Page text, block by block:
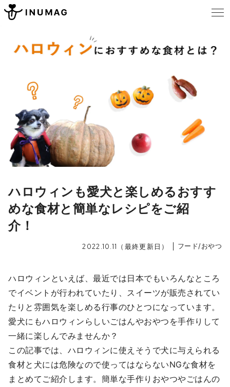
ハロウィンも愛犬と楽しめるおすす
めな食材と簡単なレシピをご紹
介！
2022.10.11（最終更新日） フード/おやつ
ハロウィンといえば、最近では日本でもいろんなところ
でイベントが行われていたり、スイーツが販売されてい
たりと雰囲気を楽しめる行事のひとつになっています。
愛犬にもハロウィンらしいごはんやおやつを手作りして
一緒に楽しんでみませんか？
この記事では、ハロウィンに使えそうで犬に与えられる
食材と犬には危険なので使ってはならないNGな食材を
まとめてご紹介します。簡単な手作りおやつやごはんの